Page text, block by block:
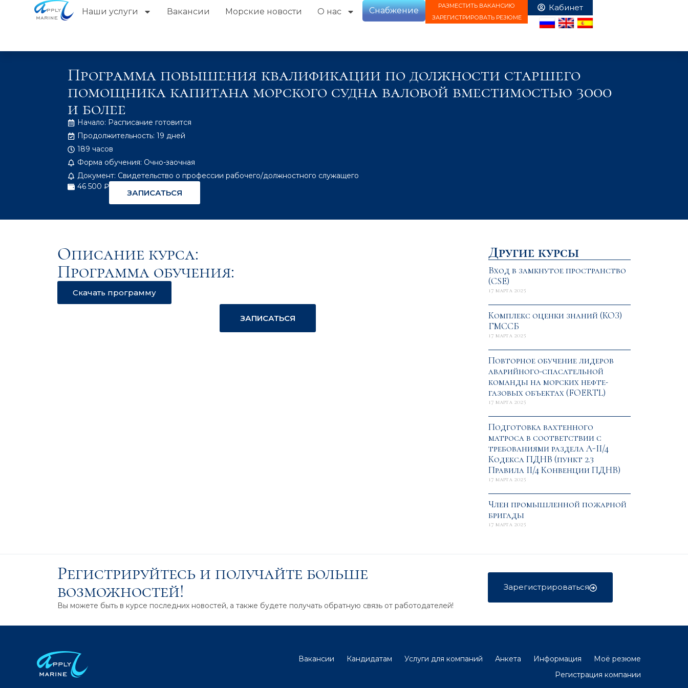
Наши услуги Вакансии Морские новости О нас Снабжение
РАЗМЕСТИТЬ ВАКАНСИЮ
ЗАРЕГИСТРИРОВАТЬ РЕЗЮМЕ
Программа повышения квалификации по должности старшего
помощника капитана морского судна валовой вместимостью 3000
и более
Начало: Расписание готовится
Продолжительность: 19 дней
189 часов
Форма обучения: Очно-заочная
Документ: Свидетельство о профессии рабочего/должностного служащего
46 500 ₽
ЗАПИСАТЬСЯ
Описание курса:
Программа обучения:
Скачать программу
ЗАПИСАТЬСЯ
Другие курсы
Вход в замкнутое пространство
(CSE)
17 марта 2025
Комплекс оценки знаний (КОЗ)
ГМССБ
17 марта 2025
Повторное обучение лидеров
аварийного-спасательной
команды на морских нефте-
газовых объектах (FOERTL)
17 марта 2025
Подготовка вахтенного
матроса в соответствии с
требованиями раздела A-II/4
Кодекса ПДНВ (пункт 2.3
Правила II/4 Конвенции ПДНВ)
17 марта 2025
Член промышленной пожарной
бригады
17 марта 2025
Регистрируйтесь и получайте больше
возможностей!
Вы можете быть в курсе последних новостей, а также будете получать обратную связь от работодателей!
Зарегистрироваться
Вакансии Кандидатам Услуги для компаний Анкета Информация
Моё резюме
Регистрация компании